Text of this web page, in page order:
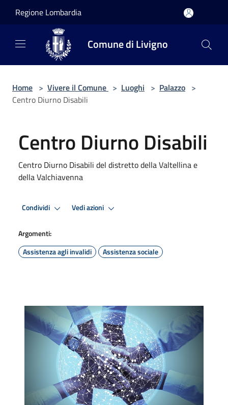
Regione Lombardia
Comune di Livigno
Home > Vivere il Comune > Luoghi > Palazzo >
Centro Diurno Disabili
Centro Diurno Disabili
Centro Diurno Disabili del distretto della Valtellina e
della Valchiavenna
Condividi Vedi azioni
Argomenti:
Assistenza agli invalidi
Assistenza sociale